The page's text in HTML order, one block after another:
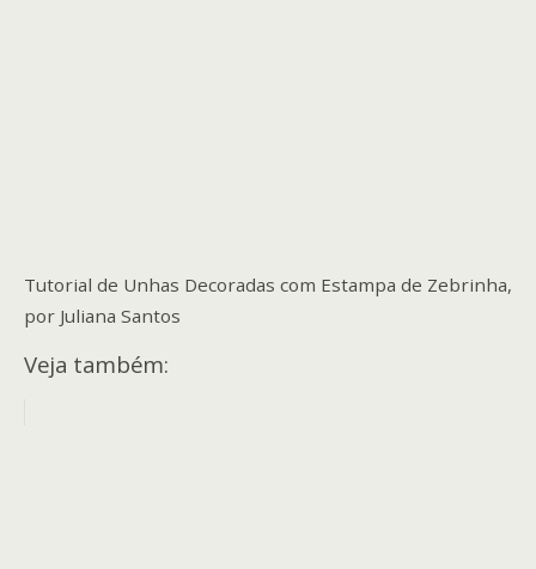
Tutorial de Unhas Decoradas com Estampa de Zebrinha,
por Juliana Santos
Veja também: